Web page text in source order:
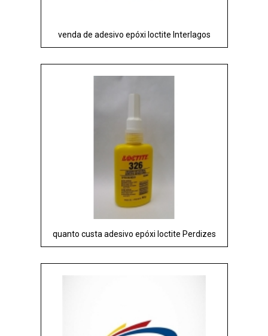
venda de adesivo epóxi loctite Interlagos
quanto custa adesivo epóxi loctite Perdizes